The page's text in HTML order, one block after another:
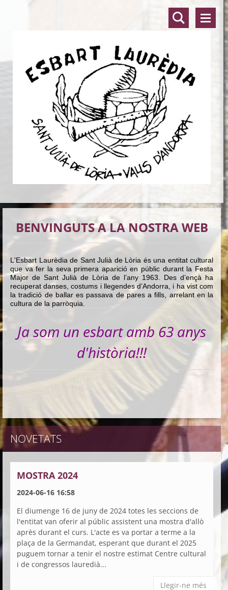
BENVINGUTS A LA NOSTRA WEB
L'Esbart Laurèdia de Sant Julià de Lòria és una entitat cultural
que va fer la seva primera aparició en públic durant la Festa
Major de Sant Julià de Lòria de l’any 1963. Des d’ençà ha
recuperat danses, costums i llegendes d’Andorra, i ha vist com
la tradició de ballar es passava de pares a fills, arrelant en la
cultura de la parròquia.
Ja som un esbart amb 63 anys
d'història!!!
NOVETATS
MOSTRA 2024
2024-06-16 16:58
El diumenge 16 de juny de 2024 totes les seccions de
l'entitat van oferir al públic assistent una mostra d'allò
après durant el curs. L'acte es va portar a terme a la
plaça de la Germandat, esperant que durant el 2025
puguem tornar a tenir el nostre estimat Centre cultural
i de congressos lauredià...
Llegir-ne més